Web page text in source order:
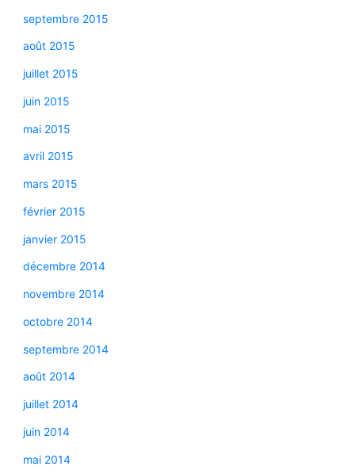
septembre 2015
août 2015
juillet 2015
juin 2015
mai 2015
avril 2015
mars 2015
février 2015
janvier 2015
décembre 2014
novembre 2014
octobre 2014
septembre 2014
août 2014
juillet 2014
juin 2014
mai 2014